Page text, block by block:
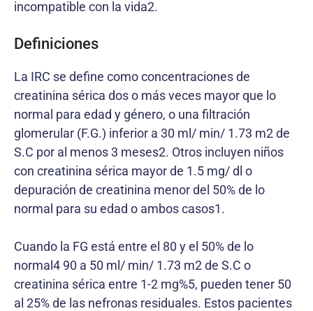
incompatible con la vida2.
Definiciones
La IRC se define como concentraciones de
creatinina sérica dos o más veces mayor que lo
normal para edad y género, o una filtración
glomerular (F.G.) inferior a 30 ml/ min/ 1.73 m2 de
S.C por al menos 3 meses2. Otros incluyen niños
con creatinina sérica mayor de 1.5 mg/ dl o
depuración de creatinina menor del 50% de lo
normal para su edad o ambos casos1.
Cuando la FG está entre el 80 y el 50% de lo
normal4 90 a 50 ml/ min/ 1.73 m2 de S.C o
creatinina sérica entre 1-2 mg%5, pueden tener 50
al 25% de las nefronas residuales. Estos pacientes